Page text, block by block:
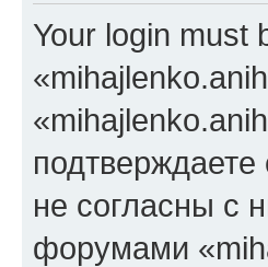
Your login must
не согласны с
форумами